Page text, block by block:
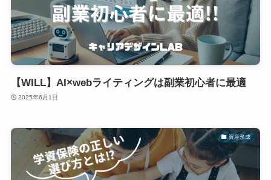
【WILL】AI×webライティングは副業初心者に最適
2025年6月1日
資産形成